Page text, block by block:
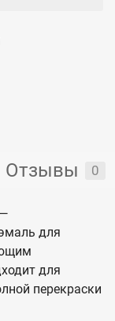
Отзывы 0
—
для
для
перекраски